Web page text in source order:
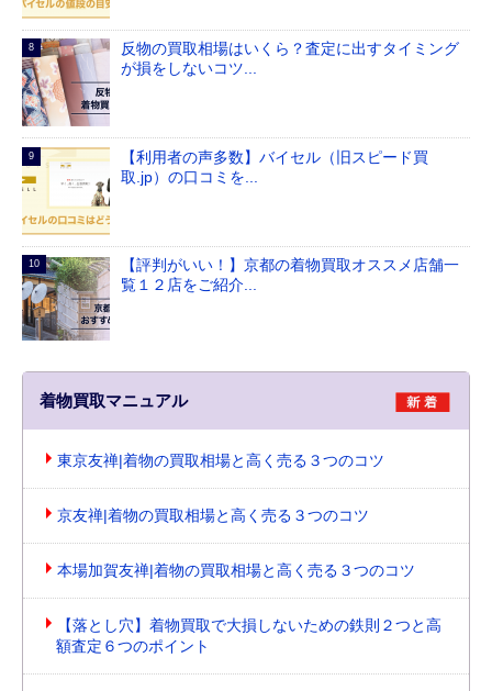
反物の買取相場はいくら？査定に出すタイミング
が損をしないコツ...
【利用者の声多数】バイセル（旧スピード買
取.jp）の口コミを...
【評判がいい！】京都の着物買取オススメ店舗一
覧１２店をご紹介...
着物買取マニュアル
東京友禅|着物の買取相場と高く売る３つのコツ
京友禅|着物の買取相場と高く売る３つのコツ
本場加賀友禅|着物の買取相場と高く売る３つのコツ
【落とし穴】着物買取で大損しないための鉄則２つと高
額査定６つのポイント